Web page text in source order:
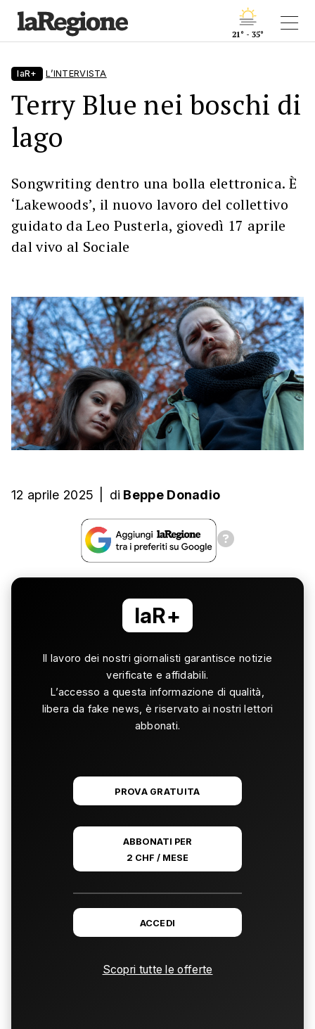
21° - 35°
laR+ L’INTERVISTA
Terry Blue nei boschi di
lago
Songwriting dentro una bolla elettronica. È
‘Lakewoods’, il nuovo lavoro del collettivo
guidato da Leo Pusterla, giovedì 17 aprile
dal vivo al Sociale
12 aprile 2025 di Beppe Donadio
laR+
Il lavoro dei nostri giornalisti garantisce notizie
verificate e affidabili.
L’accesso a questa informazione di qualità,
libera da fake news, è riservato ai nostri lettori
abbonati.
PROVA GRATUITA
ABBONATI PER
2 CHF / MESE
ACCEDI
Scopri tutte le offerte